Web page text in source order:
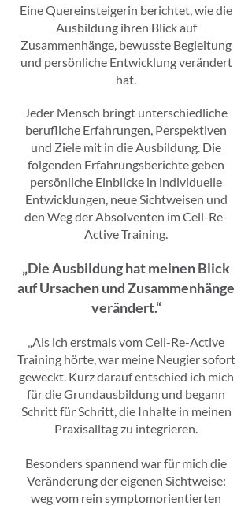
Eine Quereinsteigerin berichtet, wie die
Ausbildung ihren Blick auf
Zusammenhänge, bewusste Begleitung
und persönliche Entwicklung verändert
hat.
Jeder Mensch bringt unterschiedliche
berufliche Erfahrungen, Perspektiven
und Ziele mit in die Ausbildung. Die
folgenden Erfahrungsberichte geben
persönliche Einblicke in individuelle
Entwicklungen, neue Sichtweisen und
den Weg der Absolventen im Cell-Re-
Active Training.
„Die Ausbildung hat meinen Blick
auf Ursachen und Zusammenhänge
verändert.“
„Als ich erstmals vom Cell-Re-Active
Training hörte, war meine Neugier sofort
geweckt. Kurz darauf entschied ich mich
für die Grundausbildung und begann
Schritt für Schritt, die Inhalte in meinen
Praxisalltag zu integrieren.
Besonders spannend war für mich die
Veränderung der eigenen Sichtweise:
weg vom rein symptomorientierten